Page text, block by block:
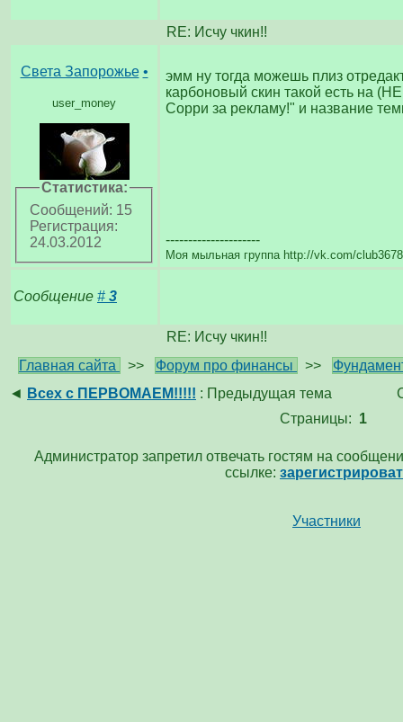
RE: Исчу чкин!!
Света Запорожье •
user_money
Статистика:
Сообщений: 15
Регистрация:
24.03.2012
эмм ну тогда можешь плиз
карбоновый скин такой есть на
Сорри за рекламу!" и название
---------------------
Моя мыльная группа http://vk.com/
Сообщение # 3
RE: Исчу чкин!!
Главная сайта
>> Форум про финансы >>
◄ Всех с ПЕРВОМАЕМ!!!!! : Предыдущая тема
Страницы: 1
Администратор запретил отвечать гостям на
ссылке:
Участники